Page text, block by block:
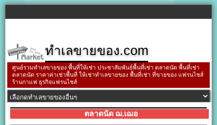
ทำเลขายของ.com
ศูนย์รวมทำเลขายของ พื้นที่ให้เช่า ประชาสัมพันธ์พื้นที่เช่า ตลาดนัด พื้นที่เช่า
ตลาดนัด ราคาค่าเช่าพื้นที่ ให้เช่าทำเลขายของ พื้นที่เช่า ที่ขายของ แฟรนไชส์
ร้านกาแฟ ธุรกิจแฟรนไชส์
ตลาดนัด ฌ.เฌอ